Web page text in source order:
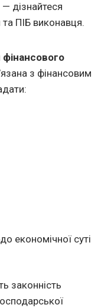
дізнайтеся
ПІБ виконавця.
з фінансовим
економічної суті
законність